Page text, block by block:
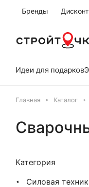
Бренды
Идеи для подарков
Главная Каталог
Категория
Силовая